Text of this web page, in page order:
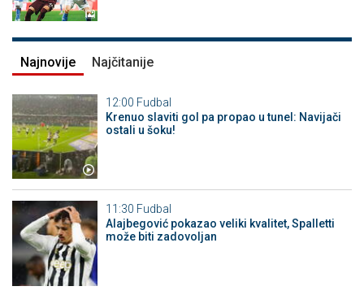
Najnovije Najčitanije
12:00 Fudbal
Krenuo slaviti gol pa propao u tunel: Navijači
ostali u šoku!
11:30 Fudbal
Alajbegović pokazao veliki kvalitet, Spalletti
može biti zadovoljan